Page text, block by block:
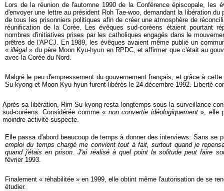
Lors de la réunion de l'automne 1990 de la Conférence épiscopale, les
d'envoyer une lettre au président Roh Tae-woo, demandant la libération
de tous les prisonniers politiques afin de créer une atmosphère de
réunification de la Corée. Les évêques sud-coréens étaient pourtant
nombres d'initiatives prises par les catholiques engagés dans le
prêtres de l'APCJ. En 1989, les évêques avaient même publié un
«illégal » du père Moon Kyu-hyun en RPDC, et affirmer que c'était au
avec la Corée du Nord.
Malgré le peu d'empressement du gouvernement français, et grâce à
Su-kyong et Moon Kyu-hyun furent libérés le 24 décembre 1992. Liberté
Après sa libération, Rim Su-kyong resta longtemps sous la surveillance
sud-coréens. Considérée comme « non convertie idéologiquement », elle
moindre activité suspecte.
Elle passa d'abord beaucoup de temps à donner des interviews. Sans se
emploi du temps chargé me convient tout à fait, surtout quand je
quand j'étais en prison. J'ai réalisé à quel point la solitude peut faire
février 1993.
Finalement « réhabilitée » en 1999, elle obtint même l'autorisation de se
étudier.